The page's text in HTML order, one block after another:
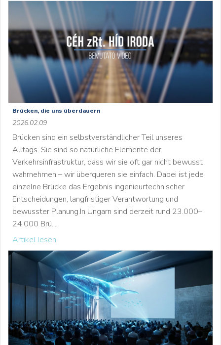
Brücken, die uns überdauern
2026.02.09
Brücken sind ein selbstverständlicher Teil unseres
Alltags. Sie sind so natürliche Elemente der
Verkehrsinfrastruktur, dass wir sie oft gar nicht bewusst
wahrnehmen – wir überqueren sie einfach. Dabei ist jede
einzelne Brücke das Ergebnis ingenieurtechnischer
Entscheidungen, langfristiger Verantwortung und
bewusster Planung.In Ungarn sind derzeit rund 23.000–
24.000 Brü...
Artikel lesen